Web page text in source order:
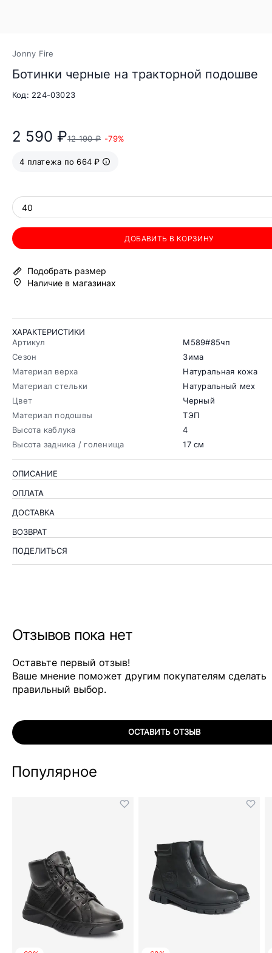
Jonny Fire
Ботинки черные на тракторной подошве
Код: 224-03023
2 590 ₽12 190 ₽ -79%
4 платежа по 664 ₽
40
ДОБАВИТЬ В КОРЗИНУ
Подобрать размер
Наличие в магазинах
ХАРАКТЕРИСТИКИ
Артикул
М589#85чп
Сезон
Зима
Материал верха
Натуральная кожа
Материал стельки
Натуральный мех
Цвет
Черный
Материал подошвы
ТЭП
Высота каблука
4
Высота задника / голенища
17 см
ОПИСАНИЕ
ОПЛАТА
ДОСТАВКА
ВОЗВРАТ
ПОДЕЛИТЬСЯ
Отзывов пока нет
Оставьте первый отзыв!
Ваше мнение поможет другим покупателям сделать
правильный выбор.
ОСТАВИТЬ ОТЗЫВ
Популярное